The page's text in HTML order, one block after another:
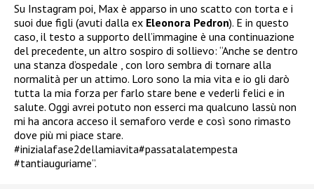
Su Instagram poi, Max è apparso in uno scatto con torta e i
suoi due figli (avuti dalla ex Eleonora Pedron). E in questo
caso, il testo a supporto dell’immagine è una continuazione
del precedente, un altro sospiro di sollievo: “Anche se dentro
una stanza d’ospedale , con loro sembra di tornare alla
normalità per un attimo. Loro sono la mia vita e io gli darò
tutta la mia forza per farlo stare bene e vederli felici e in
salute. Oggi avrei potuto non esserci ma qualcuno lassù non
mi ha ancora acceso il semaforo verde e così sono rimasto
dove più mi piace stare.
#inizialafase2dellamiavita#passatalatempesta
#tantiauguriame”.